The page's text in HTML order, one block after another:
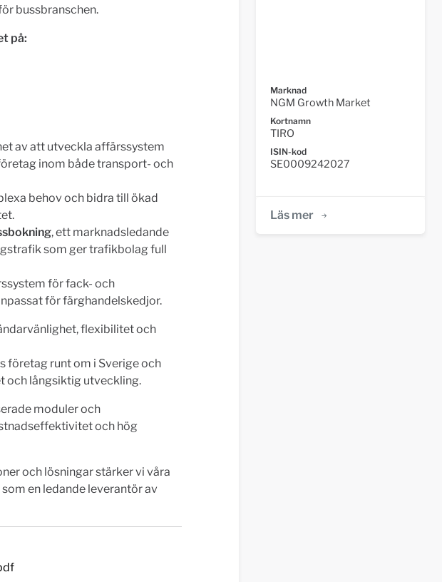
bussbranschen.
på:
av att utveckla affärssystem
inom både transport- och
behov och bidra till ökad
, ett marknadsledande
som ger trafikbolag full
för fack- och
för färghandelskedjor.
flexibilitet och
företag runt om i Sverige och
och långsiktig utveckling.
moduler och
och hög
och lösningar stärker vi våra
en ledande leverantör av
Marknad
NGM Growth Market
Kortnamn
TIRO
ISIN-kod
SE0009242027
Läs mer